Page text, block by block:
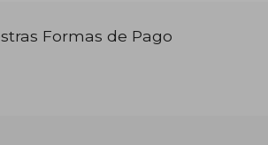
Formas de Pago